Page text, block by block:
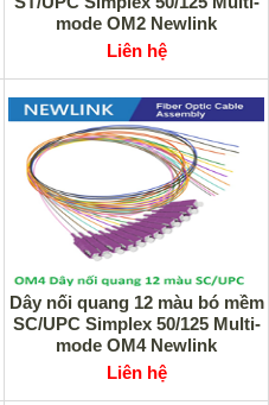
mode OM2 Newlink
Liên hệ
Dây nối quang 12 màu bó mềm
SC/UPC Simplex 50/125 Multi-
mode OM4 Newlink
Liên hệ